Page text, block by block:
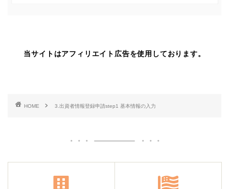
当サイトはアフィリエイト広告を使用しております。
HOME 3.出資者情報登録申請step1 基本情報の入力